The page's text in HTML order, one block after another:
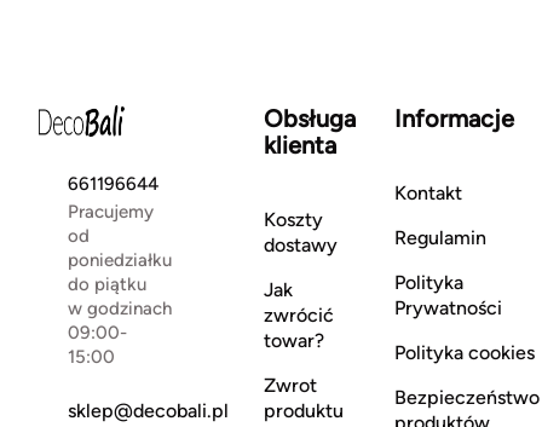
661196644
Pracujemy
od
poniedziałku
do piątku
w godzinach
09:00-
15:00
sklep@decobali.pl
Obsługa
klienta
Koszty
dostawy
Jak
zwrócić
towar?
Zwrot
produktu
Informacje
Kontakt
Regulamin
Polityka
Prywatności
Polityka cookies
Bezpieczeństwo